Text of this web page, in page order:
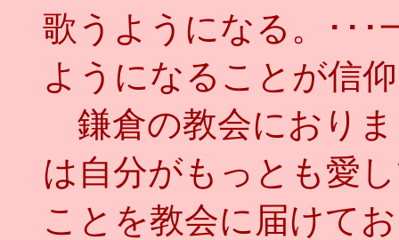
歌うようになる。･･･
ようになることが信
鎌倉の教会におり
は自分がもっとも愛
ことを教会に届けて